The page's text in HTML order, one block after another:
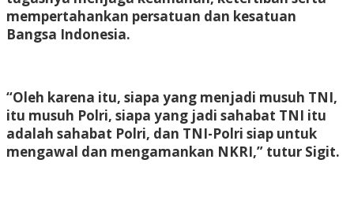
mempertahankan persatuan dan kesatuan
Bangsa Indonesia.
“Oleh karena itu, siapa yang menjadi musuh TNI,
itu musuh Polri, siapa yang jadi sahabat TNI itu
adalah sahabat Polri, dan TNI-Polri siap untuk
mengawal dan mengamankan NKRI,” tutur Sigit.